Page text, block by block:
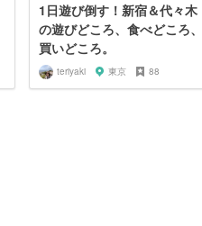
1日遊び倒す！新宿＆代々木
の遊びどころ、食べどころ、
買いどころ。
teriyaki 東京 88